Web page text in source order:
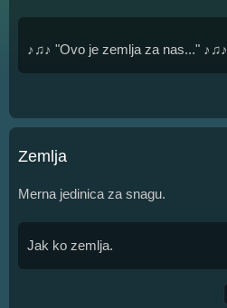
♪♫♪ "Ovo je zemlja za nas..." ♪♫♪
Zemlja
Merna jedinica za snagu.
Jak ko zemlja.